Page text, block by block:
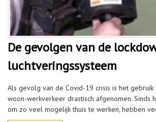
De gevolgen van de
luchtveringssysteem
Als gevolg van de Covid-19 crisis is het gebruik
woon-werkverkeer drastisch afgenomen. Sinds
om zo veel mogelijk thuis te werken, hebben